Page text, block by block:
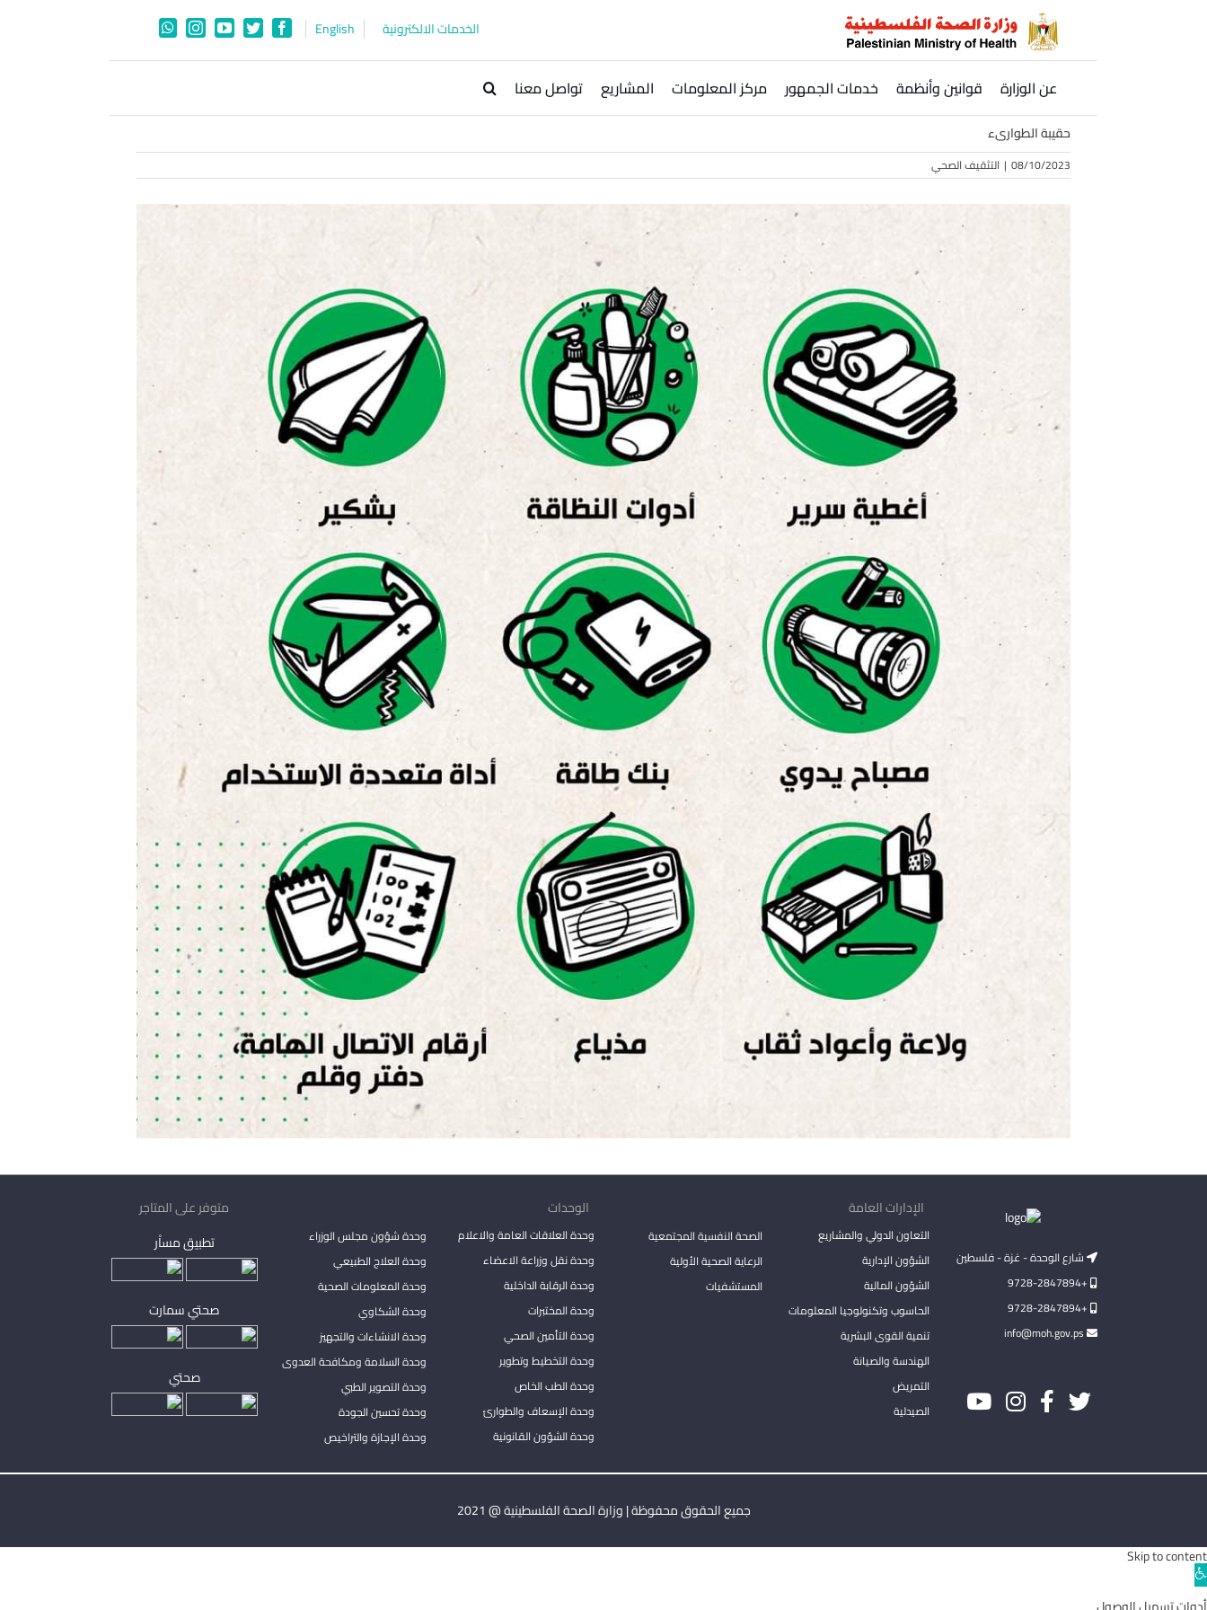
الخدمات الالكترونية English
Facebook
Twitter
YouTube
Instagram
WhatsApp
عن الوزارة قوانين وأنظمة خدمات الجمهور مركز المعلومات المشاريع تواصل معنا
حقيبة الطوارىء
08/10/2023
| التثقيف الصحي
شارع الوحدة - غزة - فلسطين
+9728-2847894
+9728-2847894
الإدارات العامة
التعاون الدولي والمشاريع
الشؤون الإدارية
الشؤون المالية
الحاسوب وتكنولوجيا المعلومات
تنمية القوى البشرية
الهندسة والصيانة
التمريض
الصيدلية
الصحة النفسية المجتمعية
الرعاية الصحية الأولية
المستشفيات
الوحدات
وحدة العلاقات العامة والاعلام
وحدة نقل وزراعة الاعضاء
وحدة الرقابة الداخلية
وحدة المختبرات
وحدة التأمين الصحي
وحدة التخطيط وتطوير
وحدة الطب الخاص
وحدة الإسعاف والطوارئ
وحدة الشؤون القانونية
وحدة شؤون مجلس الوزراء
وحدة العلاج الطبيعي
وحدة المعلومات الصحية
وحدة الشكاوي
وحدة الانشاءات والتجهيز
وحدة السلامة ومكافحة العدوى
وحدة التصوير الطبي
وحدة تحسين الجودة
وحدة الإجازة والتراخيص
متوفر على المتاجر
تطبيق مساْر
صحتي سمارت
صحتي
جميع الحقوق محفوظة | وزارة الصحة الفلسطينية @ 2021
Skip to content
Open
toolbar